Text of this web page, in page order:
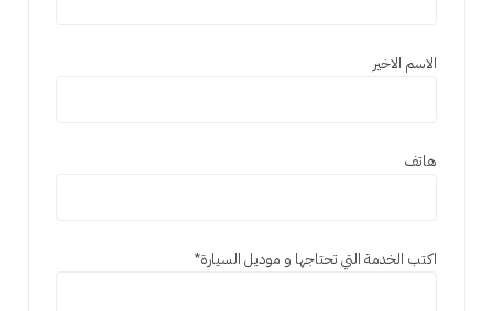
الاسم الاخير
هاتف
اكتب الخدمة التي تحتاجها و موديل السيارة*